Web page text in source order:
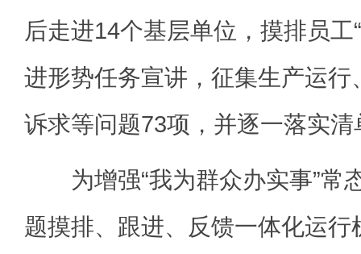
后走进14个基层单位，摸排员工
进形势任务宣讲，征集生产运行
诉求等问题73项，并逐一落实
为增强“我为群众办实事”常
题摸排、跟进、反馈一体化运